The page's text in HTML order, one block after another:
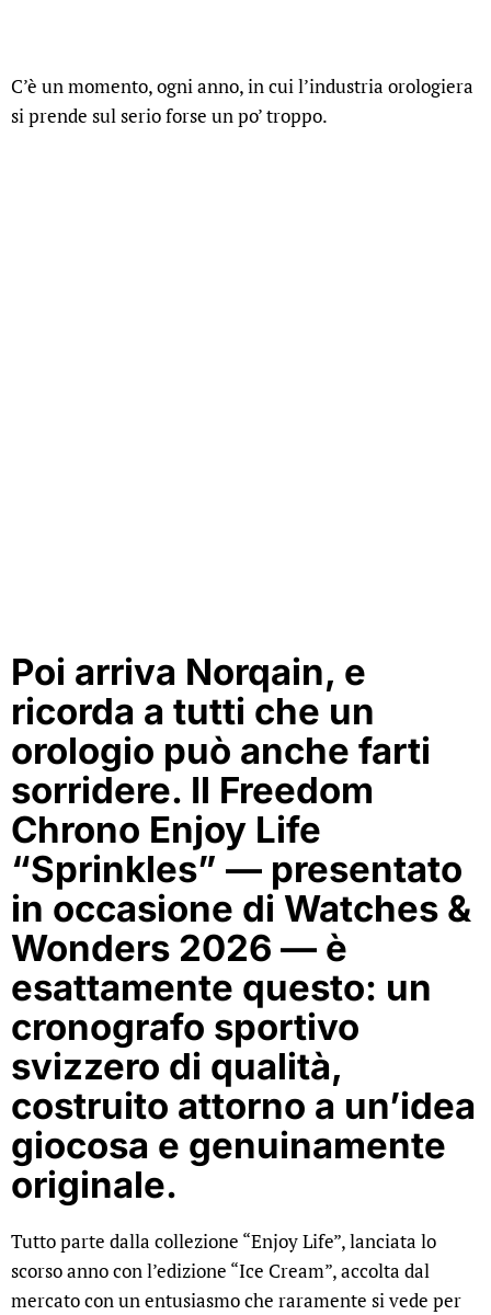
C’è un momento, ogni anno, in cui l’industria orologiera
si prende sul serio forse un po’ troppo.
Poi arriva Norqain, e
ricorda a tutti che un
orologio può anche farti
sorridere. Il Freedom
Chrono Enjoy Life
“Sprinkles” — presentato
in occasione di Watches &
Wonders 2026 — è
esattamente questo: un
cronografo sportivo
svizzero di qualità,
costruito attorno a un’idea
giocosa e genuinamente
originale.
Tutto parte dalla collezione “Enjoy Life”, lanciata lo
scorso anno con l’edizione “Ice Cream”, accolta dal
mercato con un entusiasmo che raramente si vede per